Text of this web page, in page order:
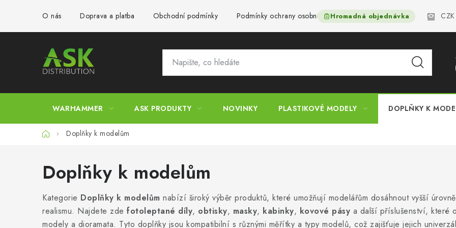
obsah
O nás Doprava a platba Obchodní podmínky Podmínky ochrany osobních údajů Reklamační řád
Hromadná objednávka CZK
WARHAMMER ASK PRODUKTY NOVINKY PLASTIKOVÉ MODELY DOPLŇKY K
DomůDoplňky k modelům
Doplňky k modelům
Kategorie Doplňky k modelům nabízí široký výběr produktů, které umožňují modelářům dosáhnout vyšší
realismu. Najdete zde fotoleptané díly, obtisky, masky, kabinky, kovové pásy a další příslušenství, které
modely a dioramata. Tyto doplňky jsou kompatibilní s různými měřítky a typy modelů, což zajišťuje jejich